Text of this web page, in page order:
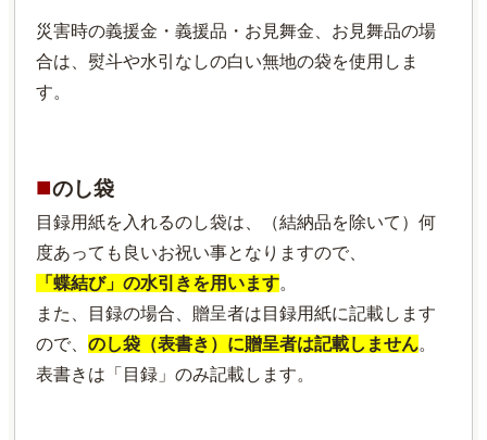
災害時の義援金・義援品・お見舞金、お見舞品の場
合は、熨斗や水引なしの白い無地の袋を使用しま
す。
■のし袋
目録用紙を入れるのし袋は、（結納品を除いて）何
度あっても良いお祝い事となりますので、
「蝶結び」の水引きを用います。
また、目録の場合、贈呈者は目録用紙に記載します
ので、のし袋（表書き）に贈呈者は記載しません。
表書きは「目録」のみ記載します。